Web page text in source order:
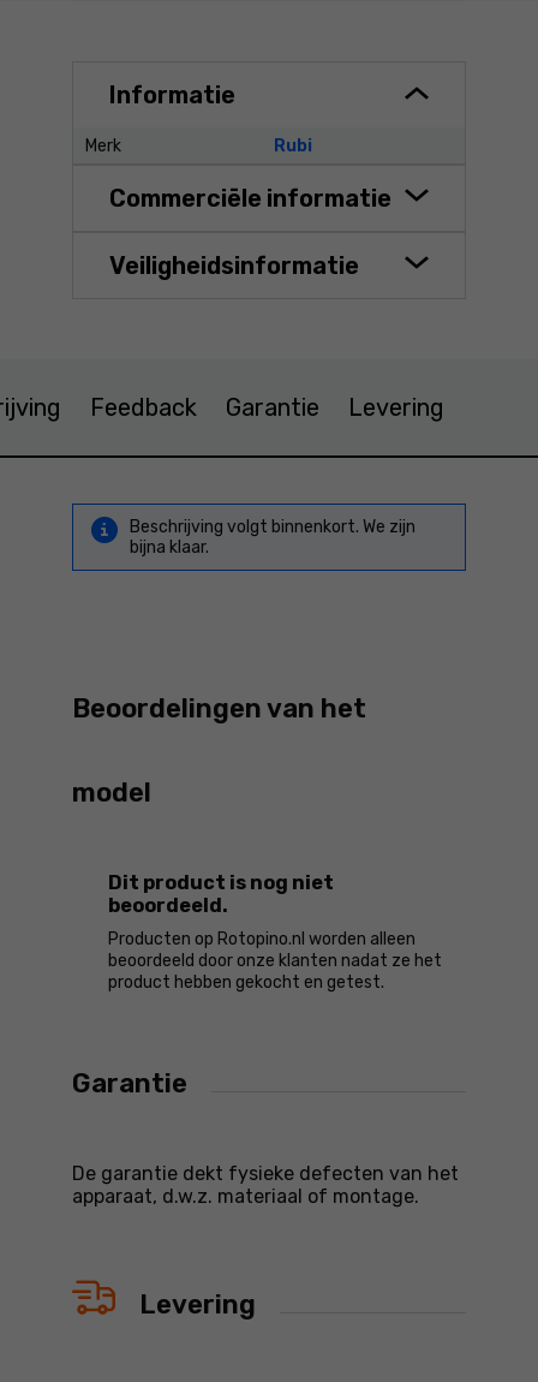
Informatie
Merk Rubi
Commerciële informatie
Veiligheidsinformatie
Feedback Garantie Levering
Beschrijving volgt binnenkort. We zijn
bijna klaar.
Beoordelingen van het
model
Dit product is nog niet
beoordeeld.
Producten op Rotopino.nl worden alleen
beoordeeld door onze klanten nadat ze het
product hebben gekocht en getest.
Garantie
De garantie dekt fysieke defecten van het
apparaat, d.w.z. materiaal of montage.
Levering